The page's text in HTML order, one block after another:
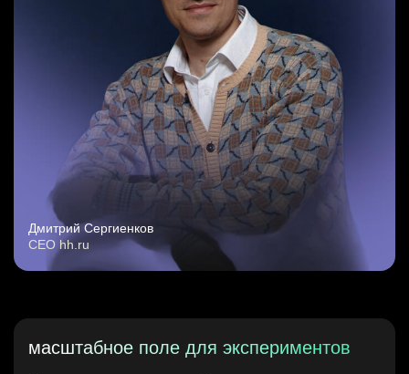
Дмитрий Сергиенков
CEO hh.ru
масштабное поле для экспериментов